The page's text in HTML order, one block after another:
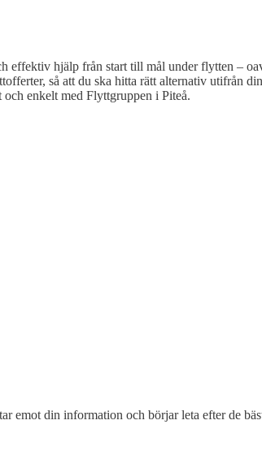
hjälp från start till mål under flytten –
så att du ska hitta rätt alternativ utifrån
enkelt med Flyttgruppen i Piteå.
emot din information och börjar leta efter de